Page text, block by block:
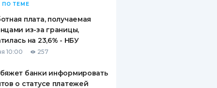
ВИНЬЕТКА
СОТРУДНИКОВ
ОТ
СЛУЧАЕВ
ВОПРОСЫ И ОТВЕТЫ
ПУТЕВОДИТЕЛИ ПО
СБЕРЕЖЕНИЯМ
ПО ТЕМЕ
плата, получаемая
из-за границы,
на 23,6% - НБУ
10:00 257
банки информировать
о статусе платежей